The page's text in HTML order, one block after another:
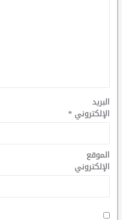
البريد
الإلكتروني *
الموقع
الإلكتروني